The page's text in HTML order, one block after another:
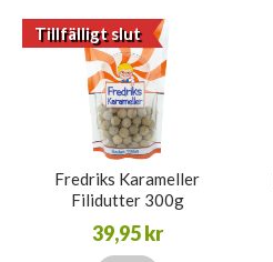
Tillfälligt slut
Fredriks Karameller
Filidutter 300g
39,95 kr